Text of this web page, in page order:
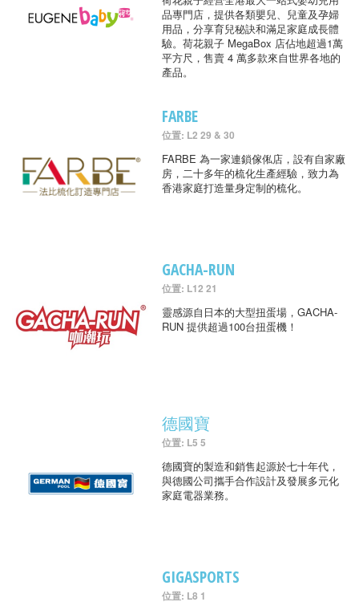
品專門店，提供各類嬰兒、兒童及孕婦
用品，分享育兒秘訣和滿足家庭成長體
驗。荷花親子 MegaBox 店佔地超過1萬
平方尺，售賣 4 萬多款來自世界各地的
產品。
FARBE
位置: L2 29 & 30
FARBE 為一家連鎖傢俬店，設有自家廠
房，二十多年的梳化生產經驗，致力為
香港家庭打造量身定制的梳化。
GACHA-RUN
位置: L12 21
靈感源自日本的大型扭蛋場，GACHA-
RUN 提供超過100台扭蛋機！
德國寶
位置: L5 5
德國寶的製造和銷售起源於七十年代，
與德國公司攜手合作設計及發展多元化
家庭電器業務。
GIGASPORTS
位置: L8 1